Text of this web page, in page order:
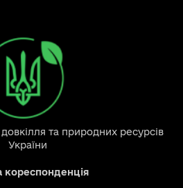
довкілля та природних ресурсів
України
кореспонденція